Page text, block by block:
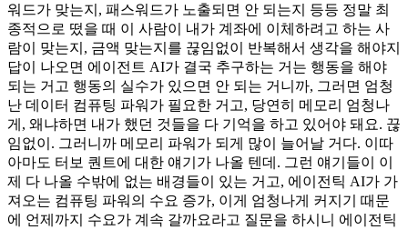
워드가 맞는지, 패스워드가 노출되면 안 되는지 등등 정말 최
종적으로 떴을 때 이 사람이 내가 계좌에 이체하려고 하는 사
람이 맞는지, 금액 맞는지를 끊임없이 반복해서 생각을 해야지
답이 나오면 에이전트 AI가 결국 추구하는 거는 행동을 해야
되는 거고 행동의 실수가 있으면 안 되는 거니까, 그러면 엄청
난 데이터 컴퓨팅 파워가 필요한 거고, 당연히 메모리 엄청나
게, 왜냐하면 내가 했던 것들을 다 기억을 하고 있어야 돼요. 끊
임없이. 그러니까 메모리 파워가 되게 많이 늘어날 거다. 이따
아마도 터보 퀀트에 대한 얘기가 나올 텐데. 그런 얘기들이 이
제 다 나올 수밖에 없는 배경들이 있는 거고, 에이전틱 AI가 가
져오는 컴퓨팅 파워의 수요 증가, 이게 엄청나게 커지기 때문
에 언제까지 수요가 계속 갈까요라고 질문을 하시니 에이전틱